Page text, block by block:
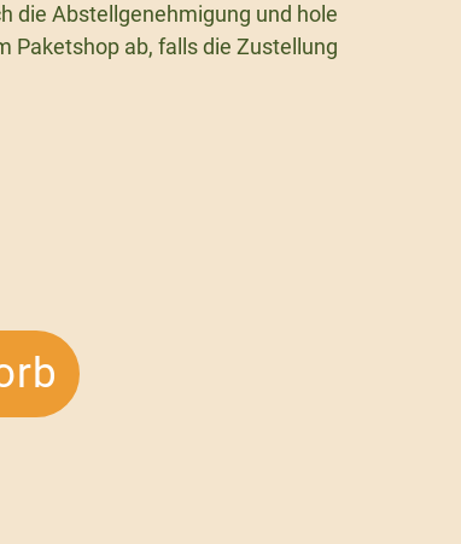
die Abstellgenehmigung und hole
Paketshop ab, falls die Zustellung